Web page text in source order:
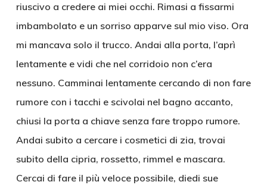
riuscivo a credere ai miei occhi. Rimasi a fissarmi
imbambolato e un sorriso apparve sul mio viso. Ora
mi mancava solo il trucco. Andai alla porta, l’aprì
lentamente e vidi che nel corridoio non c’era
nessuno. Camminai lentamente cercando di non fare
rumore con i tacchi e scivolai nel bagno accanto,
chiusi la porta a chiave senza fare troppo rumore.
Andai subito a cercare i cosmetici di zia, trovai
subito della cipria, rossetto, rimmel e mascara.
Cercai di fare il più veloce possibile, diedi sue